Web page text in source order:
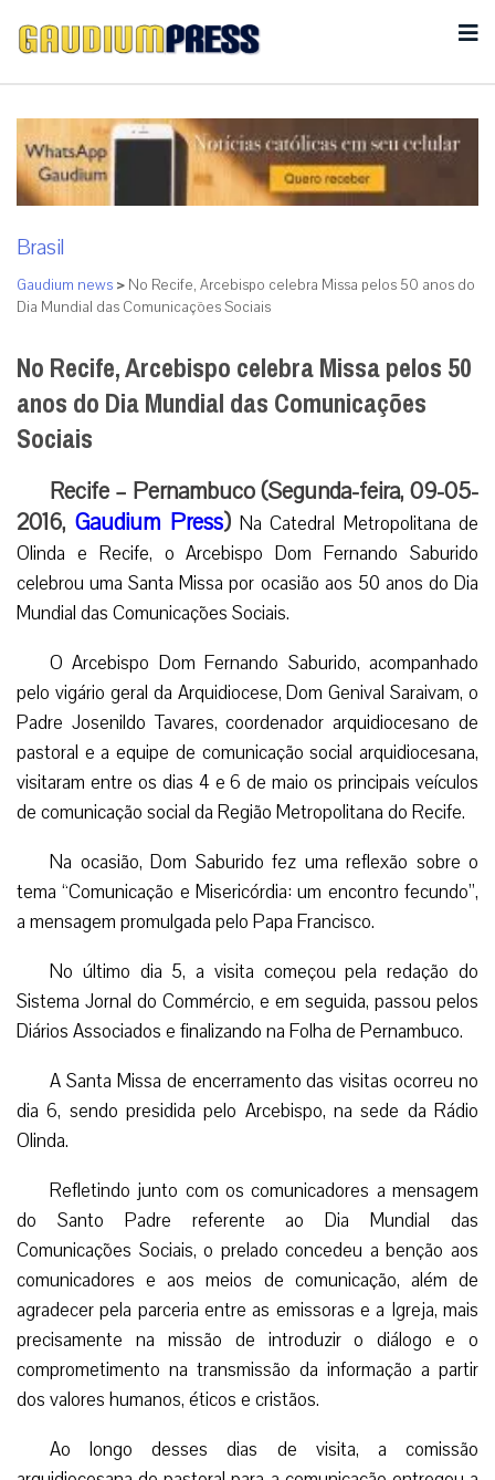
Brasil
Gaudium news > No Recife, Arcebispo celebra Missa pelos 50 anos do
Dia Mundial das Comunicações Sociais
No Recife, Arcebispo celebra Missa pelos 50
anos do Dia Mundial das Comunicações
Sociais
Recife – Pernambuco (Segunda-feira, 09-05-
2016,Gaudium Press)Na Catedral Metropolitana de
Olinda e Recife, o Arcebispo Dom Fernando Saburido
celebrou uma Santa Missa por ocasião aos 50 anos do Dia
Mundial das Comunicações Sociais.
O Arcebispo Dom Fernando Saburido, acompanhado
Padre Josenildo Tavares, coordenador arquidiocesano de
pastoral e a equipe de comunicação social arquidiocesana,
visitaram entre os dias 4 e 6 de maio os principais veículos
Na ocasião, Dom Saburido fez uma reflexão sobre o
tema “Comunicação e Misericórdia: um encontro fecundo”,
a mensagem promulgada pelo Papa Francisco.
No último dia 5, a visita começou pela redação do
Sistema Jornal do Commércio, e em seguida, passou pelos
Diários Associados e finalizando na Folha de Pernambuco.
A Santa Missa de encerramento das visitas ocorreu no
dia 6, sendo presidida pelo Arcebispo, na sede da Rádio